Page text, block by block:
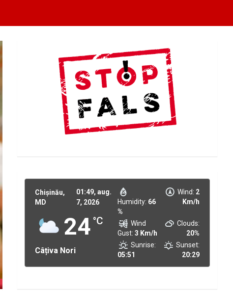
Chișinău,
MD
01:49, aug.
7, 2026
24 °C
Câțiva Nori
Humidity: 66
%
Wind: 2
Km/h
Wind
Gust: 3 Km/h
Clouds:
20%
Sunrise:
05:51
Sunset:
20:29